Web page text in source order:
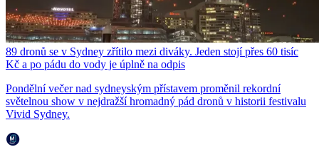
89 dronů se v Sydney zřítilo mezi diváky. Jeden stojí přes 60 tisíc
Kč a po pádu do vody je úplně na odpis
Pondělní večer nad sydneyským přístavem proměnil rekordní
světelnou show v nejdražší hromadný pád dronů v historii festivalu
Vivid Sydney.